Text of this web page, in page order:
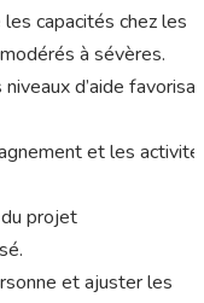
capacités chez les
à sévères.
d’aide
et les
projet
et ajuster les